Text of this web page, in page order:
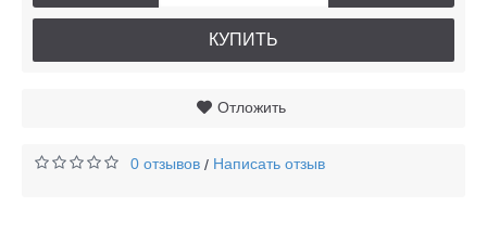
КУПИТЬ
Отложить
0 отзывов / Написать отзыв